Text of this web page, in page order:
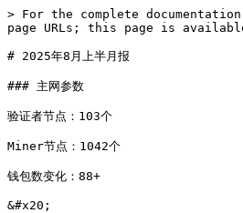
> For the complete
page URLs; this page is
# 2025年8月上半月报
### 主网参数
验证者节点：103个
Miner节点：1042个
钱包数变化：88+
&#x20;